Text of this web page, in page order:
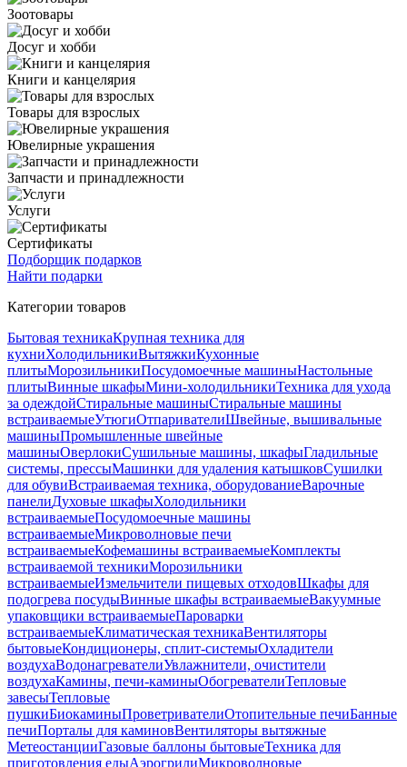
Зоотовары
Досуг и хобби
Книги и канцелярия
Товары для взрослых
Ювелирные украшения
Запчасти и принадлежности
Услуги
Сертификаты
Подборщик подарков
Найти подарки
Категории товаров
Бытовая техникаКрупная техника для
кухниХолодильникиВытяжкиКухонные
плитыМорозильникиПосудомоечные машиныНастольные
плитыВинные шкафыМини-холодильникиТехника для ухода
за одеждойСтиральные машиныСтиральные машины
встраиваемыеУтюгиОтпаривателиШвейные, вышивальные
машиныПромышленные швейные
машиныОверлокиСушильные машины, шкафыГладильные
системы, прессыМашинки для удаления катышковСушилки
для обувиВстраиваемая техника, оборудованиеВарочные
панелиДуховые шкафыХолодильники
встраиваемыеПосудомоечные машины
встраиваемыеМикроволновые печи
встраиваемыеКофемашины встраиваемыеКомплекты
встраиваемой техникиМорозильники
встраиваемыеИзмельчители пищевых отходовШкафы для
подогрева посудыВинные шкафы встраиваемыеВакуумные
упаковщики встраиваемыеПароварки
встраиваемыеКлиматическая техникаВентиляторы
бытовыеКондиционеры, сплит-системыОхладители
воздухаВодонагревателиУвлажнители, очистители
воздухаКамины, печи-каминыОбогревателиТепловые
завесыТепловые
пушкиБиокаминыПроветривателиОтопительные печиБанные
печиПорталы для каминовВентиляторы вытяжные
МетеостанцииГазовые баллоны бытовыеТехника для
приготовления едыАэрогрилиМикроволновые